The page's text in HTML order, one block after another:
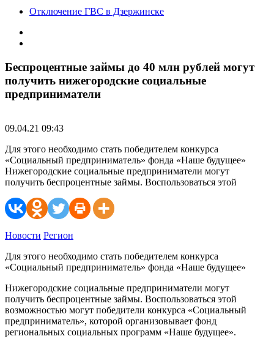
Отключение ГВС в Дзержинске
Беспроцентные займы до 40 млн рублей могут
получить нижегородские социальные
предприниматели
09.04.21 09:43
Для этого необходимо стать победителем конкурса
«Социальный предприниматель» фонда «Наше будущее»
Нижегородские социальные предприниматели могут
получить беспроцентные займы. Воспользоваться этой
Новости Регион
Для этого необходимо стать победителем конкурса
«Социальный предприниматель» фонда «Наше будущее»
Нижегородские социальные предприниматели могут
получить беспроцентные займы. Воспользоваться этой
возможностью могут победители конкурса «Социальный
предприниматель», которой организовывает фонд
региональных социальных программ «Наше будущее».